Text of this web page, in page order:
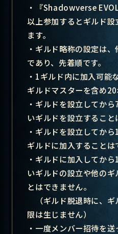
・『Shadowverse
以上参加するとギルド設
ます。
・ギルド略称の設定は
であり、先着順です。
・1ギルド内に加入可能
ギルドマスターを含め20
・ギルドを設立してか
いギルドを設立すること
・ギルドを設立してか
ギルドに加入することは
・ギルドに加入してか
いギルドの設立や他の
とはできません。
（ギルド脱退時に、ギ
限は生じません）
・一度メンバー招待を